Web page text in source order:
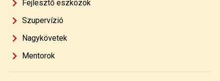
Fejlesztő eszközök
Szupervízió
Nagykövetek
Mentorok